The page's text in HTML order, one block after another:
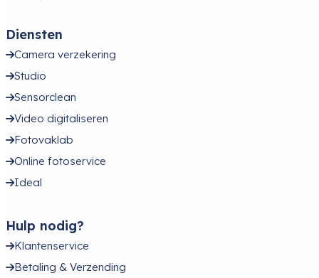
Diensten
Camera verzekering
Studio
Sensorclean
Video digitaliseren
Fotovaklab
Online fotoservice
Ideal
Hulp nodig?
Klantenservice
Betaling & Verzending